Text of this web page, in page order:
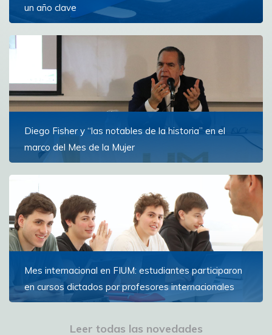
un año clave
Ver más
Diego Fisher y “las notables de la historia” en el
marco del Mes de la Mujer
Global propuso un recorrido por destacadas figuras
femeninas que marcaron la historia uruguaya
Ver más
Mes internacional en FIUM: estudiantes participaron
en cursos dictados por profesores internacionales
Leer todas las novedades